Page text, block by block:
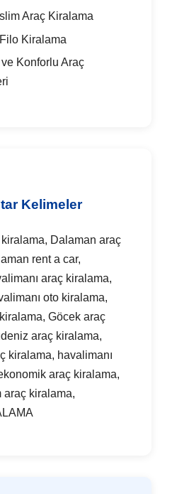
Araç Kiralama
Kiralama
Konforlu Araç
Kelimeler
Dalaman araç
rent a car,
araç kiralama,
oto kiralama,
Göcek araç
araç kiralama,
kiralama, havalimanı
araç kiralama,
araç kiralama,